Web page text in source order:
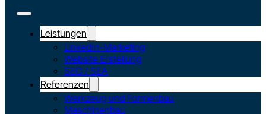
Leistungen
LinkedIn-Marketing
Website Erstellung
SEO / SEA
Referenzen
Werkzeug und Formenbau
Maschinenbau